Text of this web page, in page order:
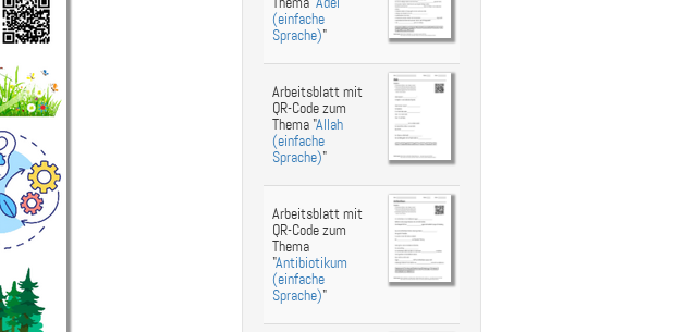
(einfache
Sprache)"
Arbeitsblatt mit
QR-Code zum
Thema "Allah
(einfache
Sprache)"
Arbeitsblatt mit
QR-Code zum
Thema
"Antibiotikum
(einfache
Sprache)"